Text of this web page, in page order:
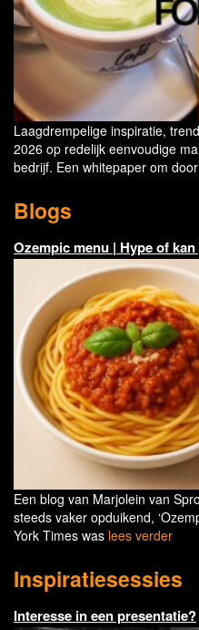
Laagdrempelige inspiratie,
2026 op redelijk eenvoudige
bedrijf. Een whitepaper om door
Blogs
Ozempic menu | Hype of
Een blog van Marjolein van
steeds vaker opduikend,
York Times was lees verder
Inspiratiesessies
Interesse in een presentatie?